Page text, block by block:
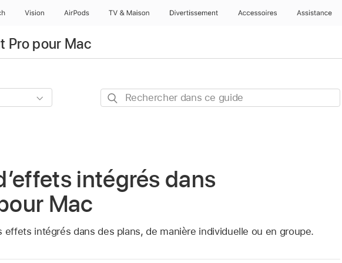
Vision AirPods TV & Maison Divertissements Accessoires Assistance
Pro pour Mac
Rechercher
intégrés dans
Mac
intégrés dans des plans, de manière individuelle ou en groupe.